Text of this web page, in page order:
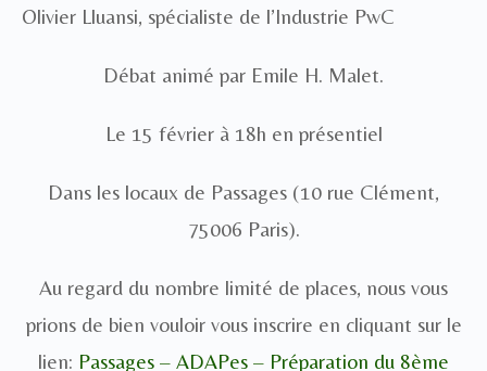
Olivier Lluansi, spécialiste de l’Industrie PwC
Débat animé par Emile H. Malet.
Le 15 février à 18h en présentiel
Dans les locaux de Passages (10 rue Clément,
75006 Paris).
Au regard du nombre limité de places, nous vous
prions de bien vouloir vous inscrire en cliquant sur le
lien: Passages – ADAPes – Préparation du 8ème